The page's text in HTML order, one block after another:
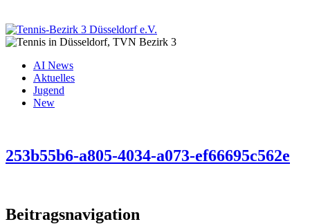
AI News
Aktuelles
Jugend
New
253b55b6-a805-4034-a073-ef66695c562e
Beitragsnavigation